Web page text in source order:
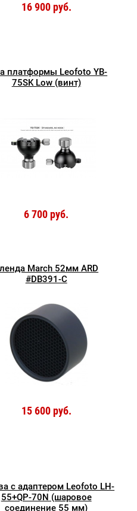
16 900 руб.
платформы Leofoto YB-
75SK Low (винт)
6 700 руб.
March 52мм ARD
#DB391-C
15 600 руб.
с адаптером Leofoto LH-
55+QP-70N (шаровое
соединение 55 мм)